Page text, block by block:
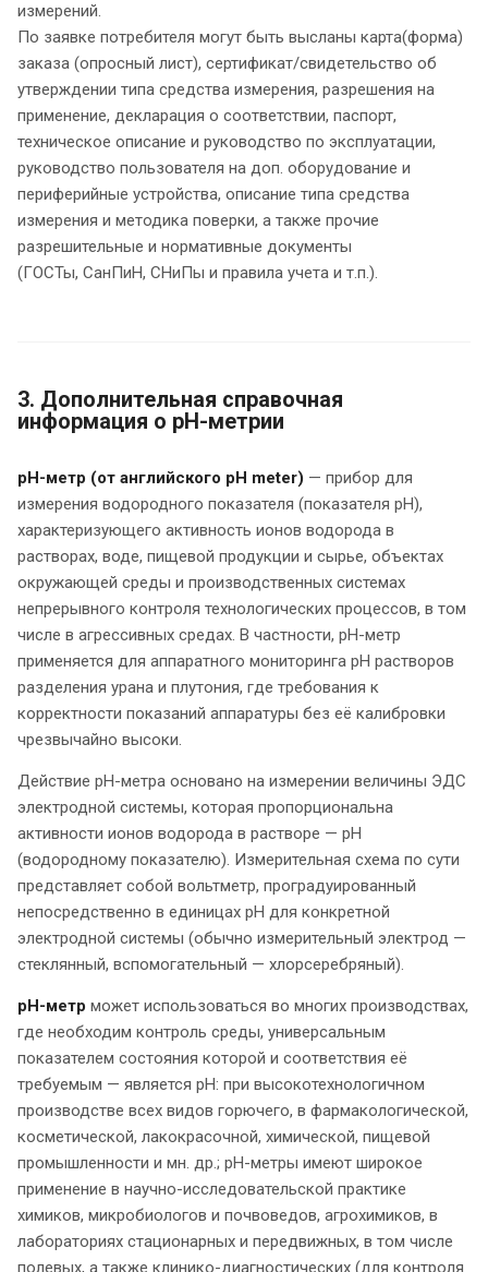
измерений.
По заявке потребителя могут быть высланы карта(форма)
заказа (опросный лист), сертификат/свидетельство об
утверждении типа средства измерения, разрешения на
применение, декларация о соответствии, паспорт,
техническое описание и руководство по эксплуатации,
руководство пользователя на доп. оборудование и
периферийные устройства, описание типа средства
измерения и методика поверки, а также прочие
разрешительные и нормативные документы
(ГОСТы, СанПиН, СНиПы и правила учета и т.п.).
3. Дополнительная справочная
информация о pH-метрии
рН-метр (от английского pH meter) — прибор для
измерения водородного показателя (показателя pH),
характеризующего активность ионов водорода в
растворах, воде, пищевой продукции и сырье, объектах
окружающей среды и производственных системах
непрерывного контроля технологических процессов, в том
числе в агрессивных средах. В частности, pH-метр
применяется для аппаратного мониторинга pH растворов
разделения урана и плутония, где требования к
корректности показаний аппаратуры без её калибровки
чрезвычайно высоки.
Действие pH-метра основано на измерении величины ЭДС
электродной системы, которая пропорциональна
активности ионов водорода в растворе — pH
(водородному показателю). Измерительная схема по сути
представляет собой вольтметр, проградуированный
непосредственно в единицах pH для конкретной
электродной системы (обычно измерительный электрод —
стеклянный, вспомогательный — хлорсеребряный).
рН-метр может использоваться во многих производствах,
где необходим контроль среды, универсальным
показателем состояния которой и соответствия её
требуемым — является pH: при высокотехнологичном
производстве всех видов горючего, в фармакологической,
косметической, лакокрасочной, химической, пищевой
промышленности и мн. др.; pH-метры имеют широкое
применение в научно-исследовательской практике
химиков, микробиологов и почвоведов, агрохимиков, в
лабораториях стационарных и передвижных, в том числе